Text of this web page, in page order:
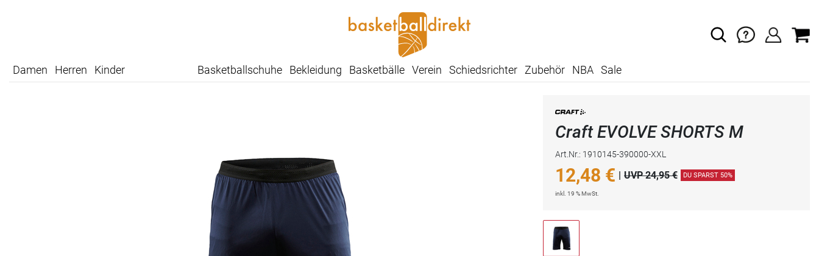
Damen Herren Kinder Basketballschuhe Bekleidung Basketbälle Verein Schiedsrichter Zubehör NBA Sale
Craft EVOLVE SHORTS M
Art.Nr.: 1910145-390000-XXL
12,48 € | UVP 24,95 € DU SPARST 50%
inkl. 19 % MwSt.